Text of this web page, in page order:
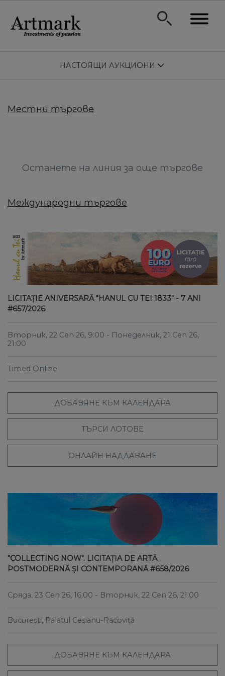
НАСТОЯЩИ АУКЦИОНИ
Местни търгове
Останете на линия за още търгове
Международни търгове
LICITAȚIE ANIVERSARĂ "HANUL CU TEI 1833" - 7 ANI
#657/2026
Вторник, 22 Сеп 26, 9:00 - Понеделник, 21 Сеп 26,
21:00
Timed Online
ДОБАВЯНЕ КЪМ КАЛЕНДАРА
ТЪРСИ ЛОТОВЕ
ОНЛАЙН НАДДАВАНЕ
"COLLECTING NOW". LICITAȚIA DE ARTĂ
POSTMODERNĂ ȘI CONTEMPORANĂ #658/2026
Сряда, 23 Сеп 26, 16:00 - Вторник, 22 Сеп 26, 21:00
București, Palatul Cesianu-Racoviță
ДОБАВЯНЕ КЪМ КАЛЕНДАРА